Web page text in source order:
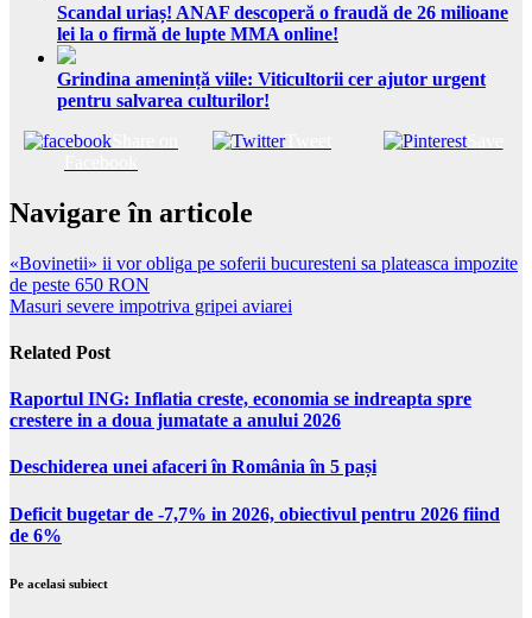
Scandal uriaș! ANAF descoperă o fraudă de 26 milioane
lei la o firmă de lupte MMA online!
Grindina amenință viile: Viticultorii cer ajutor urgent
pentru salvarea culturilor!
Tweet Save
Navigare în articole
«Bovinetii» ii vor obliga pe soferii bucuresteni sa plateasca impozite
de peste 650 RON
Masuri severe impotriva gripei aviarei
Related Post
Raportul ING: Inflatia creste, economia se indreapta spre
crestere in a doua jumatate a anului 2026
Deschiderea unei afaceri în România în 5 pași
Deficit bugetar de -7,7% in 2026, obiectivul pentru 2026 fiind
de 6%
Pe acelasi subiect